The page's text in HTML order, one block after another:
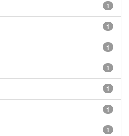
1
1
1
1
1
1
1